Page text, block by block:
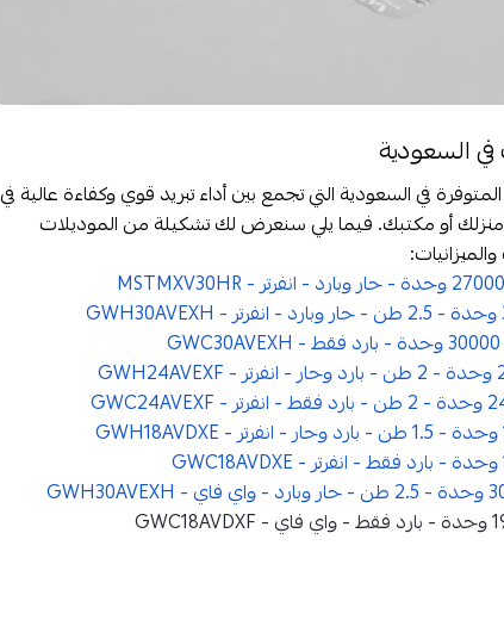
السعودية
المتوفرة في السعودية التي تجمع بين أداء تبريد قوي وكفاءة عالية في
منزلك أو مكتبك. فيما يلي سنعرض لك تشكيلة من الموديلات